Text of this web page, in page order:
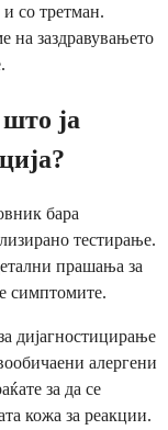
со третман.
на заздравувањето
ја
бара
тестирање.
прашања за
симптомите.
дијагностицирање
алергени
за да се
кожа за реакции.